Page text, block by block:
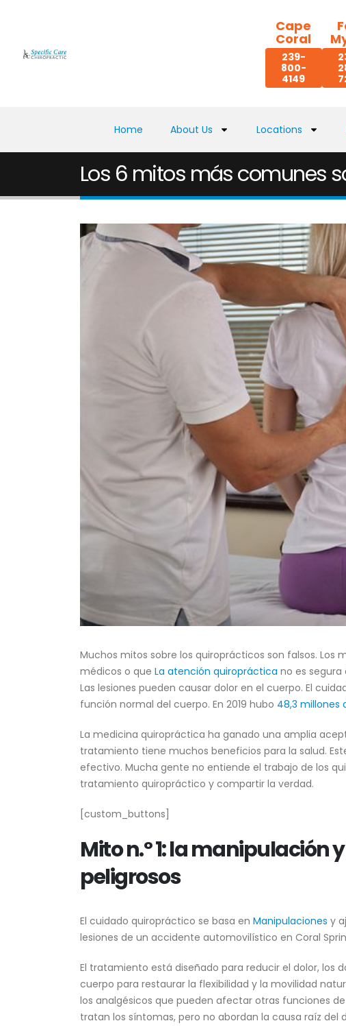
Cape
Coral
239-
800-
4149
Home About Us Locations
Los 6 mitos más comunes
Muchos mitos sobre los quiroprácticos son falsos.
médicos o que La atención quiropráctica no es segura
Las lesiones pueden causar dolor en el cuerpo. El
función normal del cuerpo. En 2019 hubo 48,3 millones
La medicina quiropráctica ha ganado una amplia
tratamiento tiene muchos beneficios para la salud.
efectivo. Mucha gente no entiende el trabajo de los
tratamiento quiropráctico y compartir la verdad.
[custom_buttons]
Mito n.º 1: la manipulación
peligrosos
El cuidado quiropráctico se basa en Manipulaciones y
lesiones de un accidente automovilístico en Coral
El tratamiento está diseñado para reducir el dolor, los
cuerpo para restaurar la flexibilidad y la movilidad
los analgésicos que pueden afectar otras funciones
tratan los síntomas, pero no abordan la causa raíz del